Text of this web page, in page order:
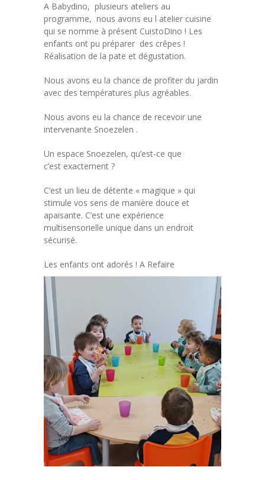
A Babydino, plusieurs ateliers au
programme, nous avons eu l atelier cuisine
qui se nomme à présent CuistoDino ! Les
enfants ont pu préparer des crêpes !
Réalisation de la pate et dégustation.
Nous avons eu la chance de profiter du jardin
avec des températures plus agréables.
Nous avons eu la chance de recevoir une
intervenante Snoezelen .
Un espace Snoezelen, qu’est-ce que
c’est exactement ?
C’est un lieu de détente « magique » qui
stimule vos sens de manière douce et
apaisante. C’est une expérience
multisensorielle unique dans un endroit
sécurisé.
Les enfants ont adorés ! A Refaire